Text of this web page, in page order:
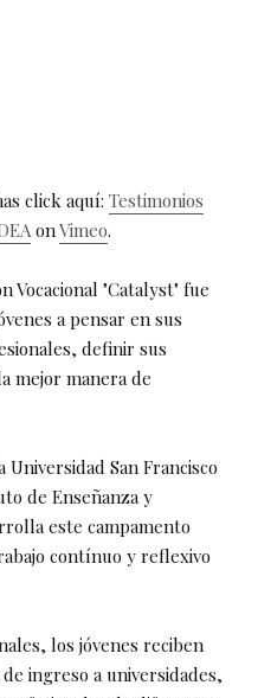
click aquí: Testimonios
onVimeo.
Vocacional "Catalyst" fue
a pensar en sus
definir sus
mejor manera de
San Francisco
de Enseñanza y
este campamento
contínuo y reflexivo
los jóvenes reciben
ingreso a universidades,